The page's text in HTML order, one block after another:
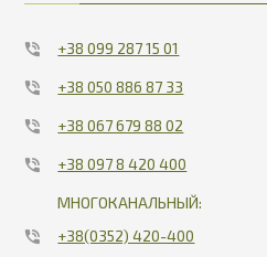
+38 099 287 15 01
+38 050 886 87 33
+38 067 679 88 02
+38 097 8 420 400
МНОГОКАНАЛЬНЫЙ:
+38(0352) 420-400